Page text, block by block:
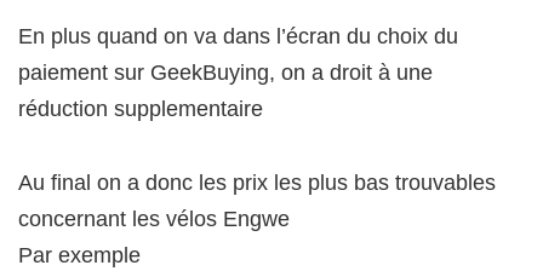
En plus quand on va dans l’écran du choix du
paiement sur GeekBuying, on a droit à une
réduction supplementaire
Au final on a donc les prix les plus bas trouvables
concernant les vélos Engwe
Par exemple